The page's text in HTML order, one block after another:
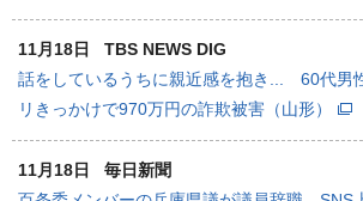
11月18日
TBS NEWS DIG
話をしているうちに親近感を抱き... 60代男
リきっかけで970万円の詐欺被害（山形）
11月18日
毎日新聞